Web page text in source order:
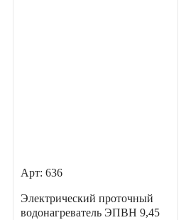
Арт: 636
Электрический проточный
водонагреватель ЭПВН 9,45